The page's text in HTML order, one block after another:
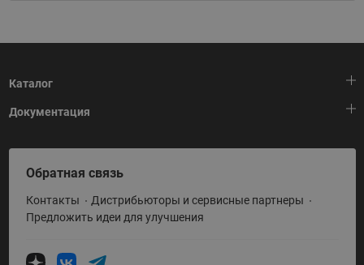
Каталог
Тепловая автоматика
Холодильная техника
Приводная техника
Промышленная автоматика
Теплообменное оборудование
Документация
HeatPlatform (Тепловая платформа)
Полезные программы и инструменты
Условия поставки
Обратная связь
Контакты
Дистрибьюторы и сервисные партнеры
Предложить идеи для улучшения